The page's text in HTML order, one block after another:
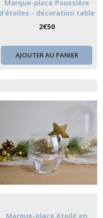
Marque-place Poussière
d'étoiles - décoration table
de fête
2€50
AJOUTER AU PANIER
Marque-place étoilé en